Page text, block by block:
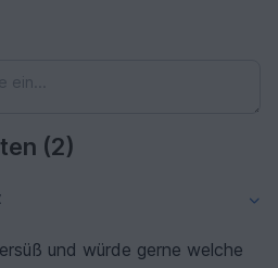
(2)
und würde gerne welche